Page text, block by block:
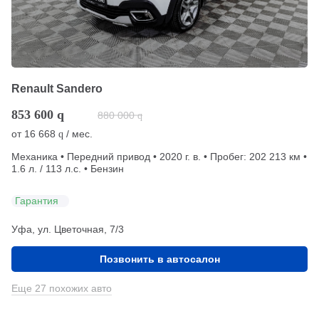
Renault Sandero
853 600 q 880 000 q
от 16 668 q / мес.
Механика • Передний привод • 2020 г. в. • Пробег: 202 213 км •
1.6 л. / 113 л.с. • Бензин
Гарантия
Уфа, ул. Цветочная, 7/3
Позвонить в автосалон
Еще 27 похожих авто